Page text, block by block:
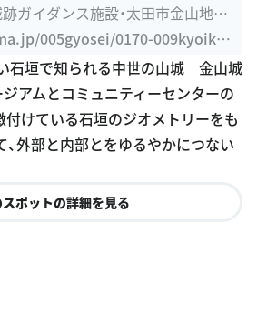
ガイダンス施設・太田市金山地域
005gyosei/0170-009kyoiku-
石垣で知られる中世の山城 金山城
ジアムとコミュニティーセンターの
付けている石垣のジオメトリーをも
、外部と内部とをゆるやかにつない
スポットの詳細を見る